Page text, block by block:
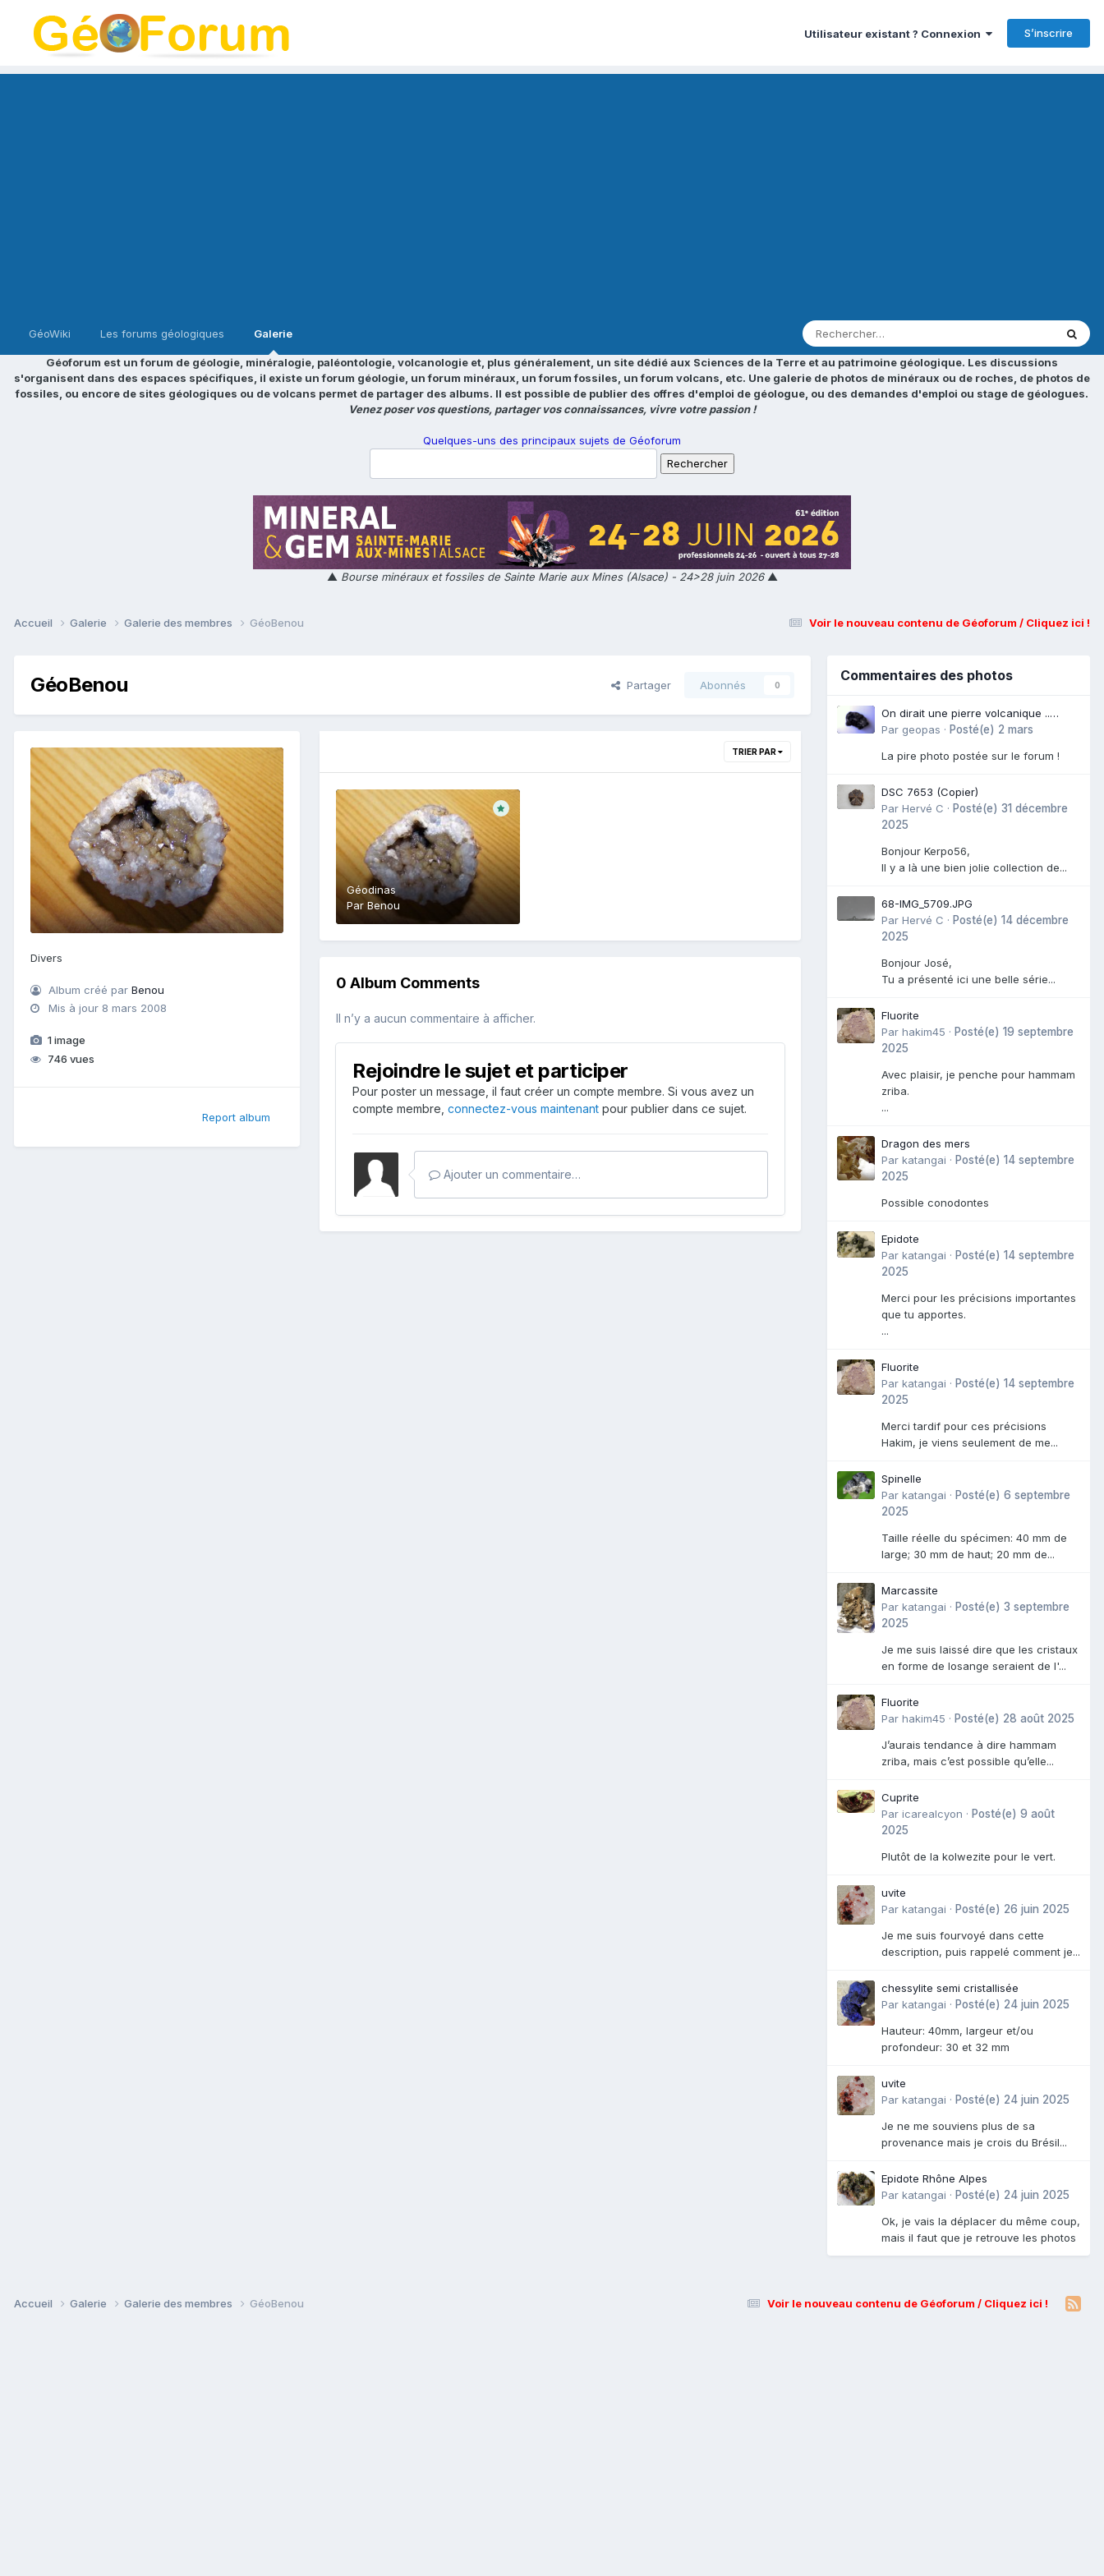
Utilisateur existant ? Connexion S’inscrire
GéoWiki Les forums géologiques Galerie
Géoforum est un forum de géologie, minéralogie, paléontologie, volcanologie et, plus généralement, un site dédié aux Sciences de la Terre et au patrimoine géologique. Les discussions
s'organisent dans des espaces spécifiques, il existe un forum géologie, un forum minéraux, un forum fossiles, un forum volcans, etc. Une galerie de photos de minéraux ou de roches, de photos de
fossiles, ou encore de sites géologiques ou de volcans permet de partager des albums. Il est possible de publier des offres d'emploi de géologue, ou des demandes d'emploi ou stage de géologues.
Venez poser vos questions, partager vos connaissances, vivre votre passion !
Quelques-uns des principaux sujets de Géoforum
▲ Bourse minéraux et fossiles de Sainte Marie aux Mines (Alsace) - 24>28 juin 2026▲
Voir le nouveau contenu de Géoforum / Cliquez ici !
Accueil Galerie Galerie des membres GéoBenou
GéoBenou Partager Abonnés 0
Divers
Album créé parBenou
Mis à jour 8 mars 2008
1 image
746 vues
Report album
TRIER PAR
Géodinas
Par Benou
0 Album Comments
Il n’y a aucun commentaire à afficher.
Rejoindre le sujet et participer
Pour poster un message, il faut créer un compte membre. Si vous avez un
compte membre, connectez-vous maintenant pour publier dans ce sujet.
Ajouter un commentaire…
Commentaires des photos
On dirait une pierre volcanique ..
Langogne- Rive de l\'Alli
Par geopas · Posté(e) 2 mars
La pire photo postée sur le forum !
DSC 7653 (Copier)
Par Hervé C · Posté(e) 31 décembre
2025
Bonjour Kerpo56,
Il y a là une bien jolie collection de...
68-IMG_5709.JPG
Par Hervé C · Posté(e) 14 décembre
2025
Bonjour José,
Tu a présenté ici une belle série...
Fluorite
Par hakim45 · Posté(e) 19 septembre
2025
Avec plaisir, je penche pour hammam
zriba.
...
Dragon des mers
Par katangai · Posté(e) 14 septembre
2025
Possible conodontes
Epidote
Par katangai · Posté(e) 14 septembre
2025
Merci pour les précisions importantes
que tu apportes.
...
Fluorite
Par katangai · Posté(e) 14 septembre
2025
Merci tardif pour ces précisions
Hakim, je viens seulement de me...
Spinelle
Par katangai · Posté(e) 6 septembre
2025
Taille réelle du spécimen: 40 mm de
large; 30 mm de haut; 20 mm de...
Marcassite
Par katangai · Posté(e) 3 septembre
2025
Je me suis laissé dire que les cristaux
en forme de losange seraient de l'...
Fluorite
Par hakim45 · Posté(e) 28 août 2025
J’aurais tendance à dire hammam
zriba, mais c’est possible qu’elle...
Cuprite
Par icarealcyon · Posté(e) 9 août
2025
Plutôt de la kolwezite pour le vert.
uvite
Par katangai · Posté(e) 26 juin 2025
Je me suis fourvoyé dans cette
description, puis rappelé comment je...
chessylite semi cristallisée
Par katangai · Posté(e) 24 juin 2025
Hauteur: 40mm, largeur et/ou
profondeur: 30 et 32 mm
uvite
Par katangai · Posté(e) 24 juin 2025
Je ne me souviens plus de sa
provenance mais je crois du Brésil...
Epidote Rhône Alpes
Par katangai · Posté(e) 24 juin 2025
Ok, je vais la déplacer du même coup,
mais il faut que je retrouve les photos
Voir le nouveau contenu de Géoforum / Cliquez ici !
Accueil Galerie Galerie des membres GéoBenou